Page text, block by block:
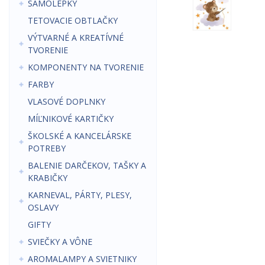
SAMOLEPKY
TETOVACIE OBTLAČKY
VÝTVARNÉ A KREATÍVNÉ
TVORENIE
KOMPONENTY NA TVORENIE
FARBY
VLASOVÉ DOPLNKY
MÍĽNIKOVÉ KARTIČKY
ŠKOLSKÉ A KANCELÁRSKE
POTREBY
BALENIE DARČEKOV, TAŠKY A
KRABIČKY
KARNEVAL, PÁRTY, PLESY,
OSLAVY
GIFTY
SVIEČKY A VÔNE
AROMALAMPY A SVIETNIKY